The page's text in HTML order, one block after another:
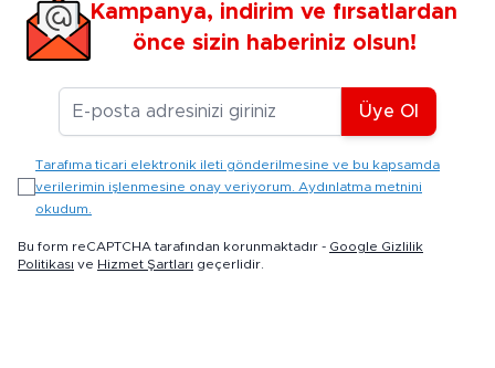
Kampanya, indirim ve fırsatlardan
önce sizin haberiniz olsun!
E-posta Adresiniz
Üye Ol
Tarafıma ticari elektronik ileti gönderilmesine ve bu kapsamda
verilerimin işlenmesine onay veriyorum. Aydınlatma metnini
okudum.
Bu form reCAPTCHA tarafından korunmaktadır - Google Gizlilik
Politikası ve Hizmet Şartları geçerlidir.